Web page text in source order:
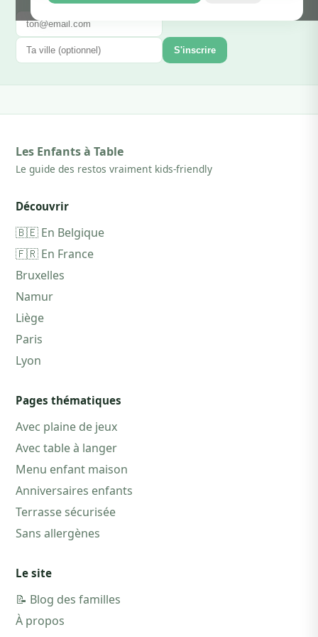
S'inscrire
Les Enfants à Table
Le guide des restos vraiment kids-friendly
Découvrir
🇧🇪 En Belgique
🇫🇷 En France
Bruxelles
Namur
Liège
Paris
Lyon
Pages thématiques
Avec plaine de jeux
Avec table à langer
Menu enfant maison
Anniversaires enfants
Terrasse sécurisée
Sans allergènes
Le site
📝 Blog des familles
À propos